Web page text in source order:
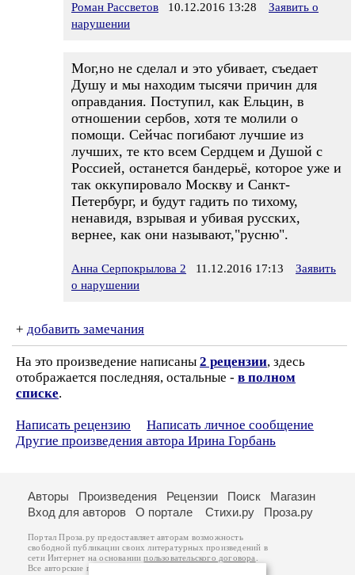
Роман Рассветов 10.12.2016 13:28
Заявить о
нарушении
Мог,но не сделал и это убивает, съедает
Душу и мы находим тысячи причин для
оправдания. Поступил, как Ельцин, в
отношении сербов, хотя те молили о
помощи. Сейчас погибают лучшие из
лучших, те кто всем Сердцем и Душой с
Россией, останется бандерьё, которое уже и
так оккупировало Москву и Санкт-
Петербург, и будут гадить по тихому,
ненавидя, взрывая и убивая русских,
вернее, как они называют,"русню".
Анна Серпокрылова 2 11.12.2016 17:13
Заявить
о нарушении
+ добавить замечания
На это произведение написаны 2 рецензии, здесь
отображается последняя, остальные - в полном
списке.
Написать рецензию
Написать личное сообщение
Другие произведения автора Ирина Горбань
Авторы Произведения Рецензии Поиск
Магазин
Вход для авторов
О портале Стихи.ру Проза.ру
Портал Проза.ру предоставляет авторам возможность
свободной публикации своих литературных произведений в
сети Интернет на основаниипользовательского договора
Все авторские права на произведения принадлежат авторам